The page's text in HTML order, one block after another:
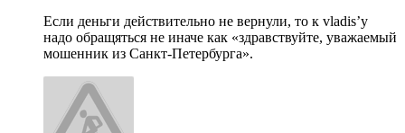
Если деньги действительно не вернули, то к vladis’у
надо обращяться не иначе как «здравствуйте, уважаемый
мошенник из Санкт-Петербурга».